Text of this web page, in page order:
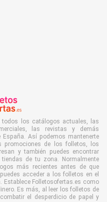
todos los catálogos actuales, las
las revistas y demás
Así podemos mantenerte
promociones de los folletos, los
y también puedes encontrar
de tu zona. Normalmente
más recientes antes de que
acceder a los folletos en el
Establece Folletosofertas.es como
Es más, al leer los folletos de
el desperdicio de papel y